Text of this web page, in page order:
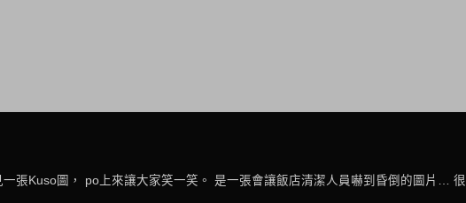
張Kuso圖， po上來讓大家笑一笑。 是一張會讓飯店清潔人員嚇到昏倒的圖片… 很